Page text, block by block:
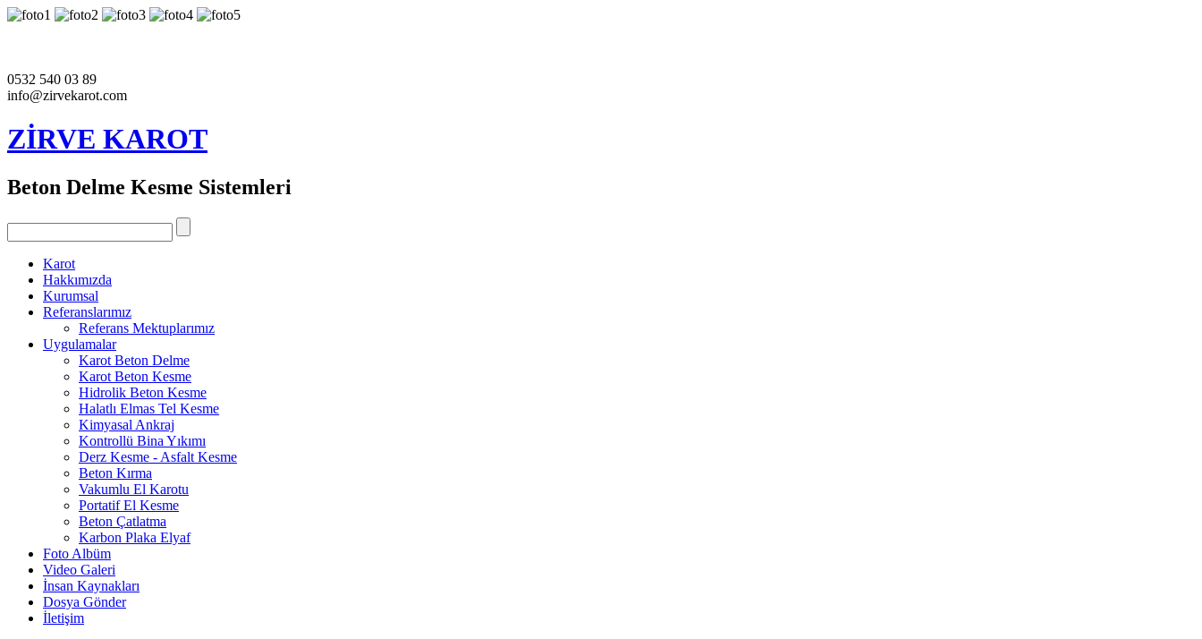
0532 540 03 89
info@zirvekarot.com
ZİRVE KAROT
Beton Delme Kesme Sistemleri
Karot
Hakkımızda
Kurumsal
Referanslarımız
Referans Mektuplarımız
Uygulamalar
Karot Beton Delme
Karot Beton Kesme
Hidrolik Beton Kesme
Halatlı Elmas Tel Kesme
Kimyasal Ankraj
Kontrollü Bina Yıkımı
Derz Kesme - Asfalt Kesme
Beton Kırma
Vakumlu El Karotu
Portatif El Kesme
Beton Çatlatma
Karbon Plaka Elyaf
Foto Albüm
Video Galeri
İnsan Kaynakları
Dosya Gönder
İletişim